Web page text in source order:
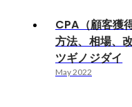
CPA（顧客獲
方法、相場、
ツギノジダイ
May 2022